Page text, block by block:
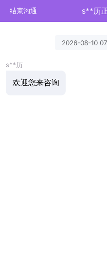
结束沟通 s**历
2026-08-10
s**历
欢迎您来咨询